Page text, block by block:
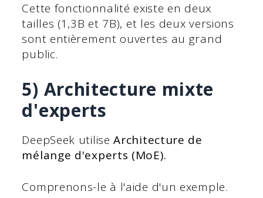
Cette fonctionnalité existe en deux
tailles (1,3B et 7B), et les deux versions
sont entièrement ouvertes au grand
public.
5) Architecture mixte
d'experts
DeepSeek utilise Architecture de
mélange d'experts (MoE).
Comprenons-le à l'aide d'un exemple.